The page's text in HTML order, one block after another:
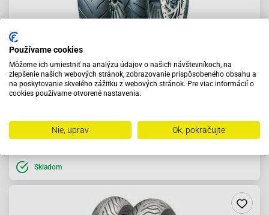
Pneumatika 90/90-14 46P PCX125 Dunlop ScootSmart
Do košíka
Skladom
Používame cookies
Môžeme ich umiestniť na analýzu údajov o našich návštevníkoch, na
zlepšenie našich webových stránok, zobrazovanie prispôsobeného obsahu a
na poskytovanie skvelého zážitku z webových stránok. Pre viac informácií o
cookies používame otvorené nastavenia.
Nie, uprav Ok, pokračujte